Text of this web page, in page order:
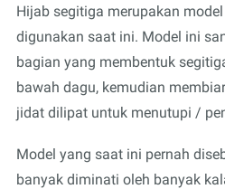
Hijab segitiga merupakan
digunakan saat ini. Model ini
bagian yang membentuk
bawah dagu, kemudian
jidat dilipat untuk menutupi /
Model yang saat ini pernah
banyak diminati oleh banyak